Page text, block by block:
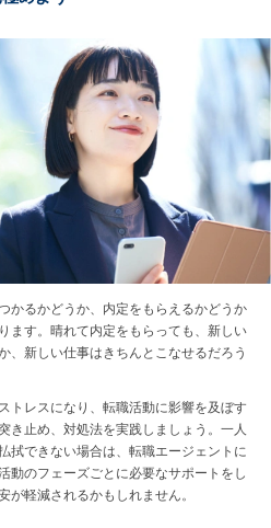
かるかどうか、内定をもらえるかどうか
ます。晴れて内定をもらっても、新しい
、新しい仕事はきちんとこなせるだろう
トレスになり、転職活動に影響を及ぼす
き止め、対処法を実践しましょう。一人
拭できない場合は、転職エージェントに
動のフェーズごとに必要なサポートをし
が軽減されるかもしれません。